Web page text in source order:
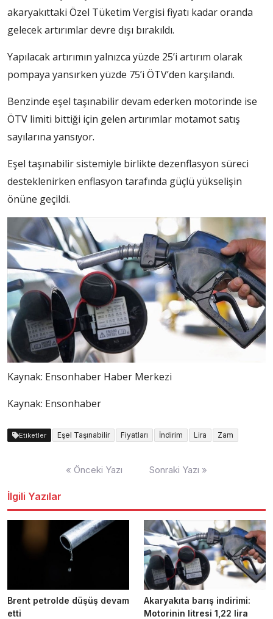
akaryakıttaki Özel Tüketim Vergisi fiyatı kadar oranda
gelecek artırımlar devre dışı bırakıldı.
Yapılacak artırımın yalnızca yüzde 25’i artırım olarak
pompaya yansırken yüzde 75’i ÖTV’den karşılandı.
Benzinde eşel taşınabilir devam ederken motorinde ise
ÖTV limiti bittiği için gelen artırımlar motamot satış
sayılarına yansıyor.
Eşel taşınabilir sistemiyle birlikte dezenflasyon süreci
desteklenirken enflasyon tarafında güçlü yükselişin
önüne geçildi.
Kaynak: Ensonhaber Haber Merkezi
Kaynak: Ensonhaber
Etiketler Eşel Taşınabilir Fiyatları İndirim Lira Zam
« Önceki Yazı Sonraki Yazı »
İlgili Yazılar
Brent petrolde düşüş devam
etti
Akaryakıta barış indirimi:
Motorinin litresi 1,22 lira